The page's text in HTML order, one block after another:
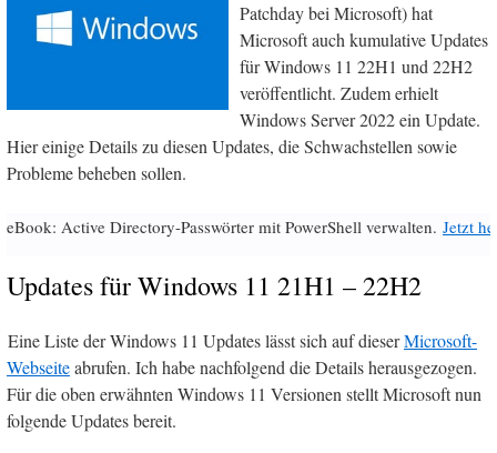
Patchday bei Microsoft) hat
Microsoft auch kumulative Updates
für Windows 11 22H1 und 22H2
veröffentlicht. Zudem erhielt
Windows Server 2022 ein Update.
Hier einige Details zu diesen Updates, die Schwachstellen sowie
Probleme beheben sollen.
eBook: Active Directory-Passwörter mit PowerShell verwalten. Jetzt
Updates für Windows 11 21H1 – 22H2
Eine Liste der Windows 11 Updates lässt sich auf dieserMicrosoft-
Webseiteabrufen. Ich habe nachfolgend die Details herausgezogen.
Für die oben erwähnten Windows 11 Versionen stellt Microsoft nun
folgende Updates bereit.